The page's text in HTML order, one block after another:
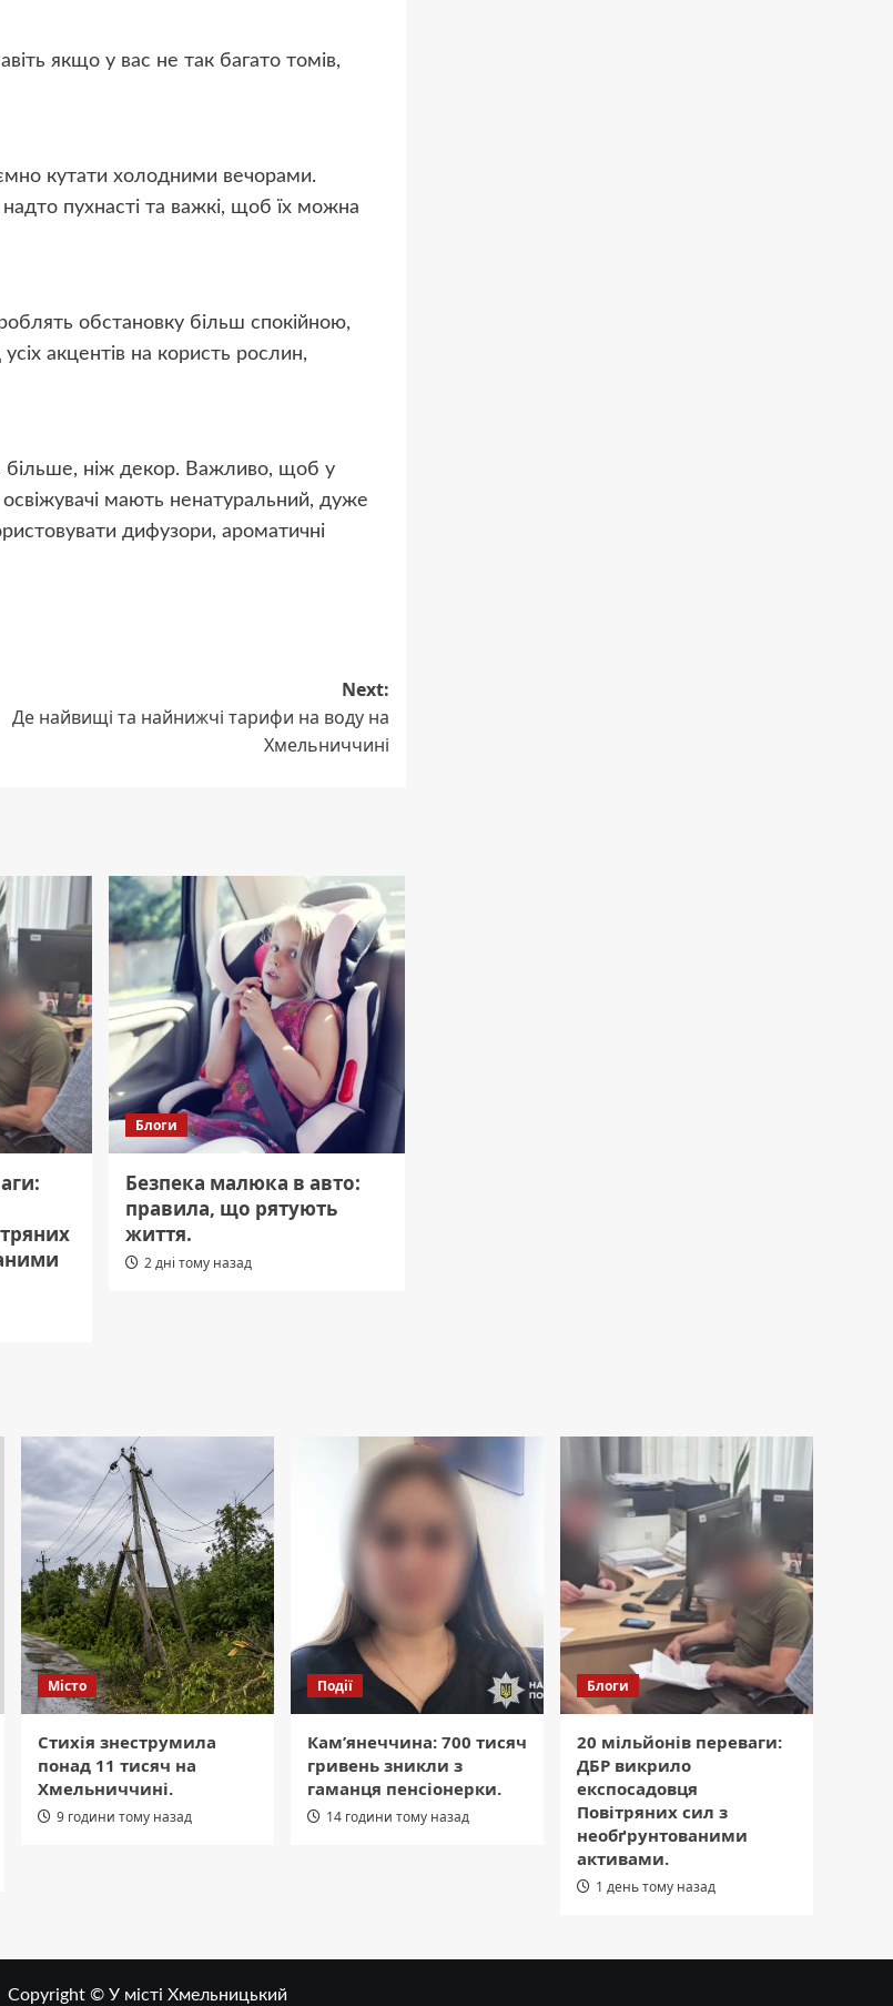
якщо у вас не так багато томів,
кутати холодними вечорами.
пухнасті та важкі, щоб їх можна
обстановку більш спокійною,
акцентів на користь рослин,
більше, ніж декор. Важливо, щоб у
мають ненатуральний, дуже
дифузори, ароматичні
Next:
Де найвищі та найнижчі тарифи на воду на
Хмельниччині
Блоги
Безпека малюка в авто:
правила, що рятують
життя.
2 дні тому назад
Місто
Стихія знеструмила
понад 11 тисяч на
Хмельниччині.
9 години тому назад
Події
Кам’янеччина: 700 тисяч
гривень зникли з
гаманця пенсіонерки.
14 години тому назад
Блоги
20 мільйонів переваги:
ДБР викрило
експосадовця
Повітряних сил з
необґрунтованими
активами.
1 день тому назад
Copyright © У місті Хмельницький